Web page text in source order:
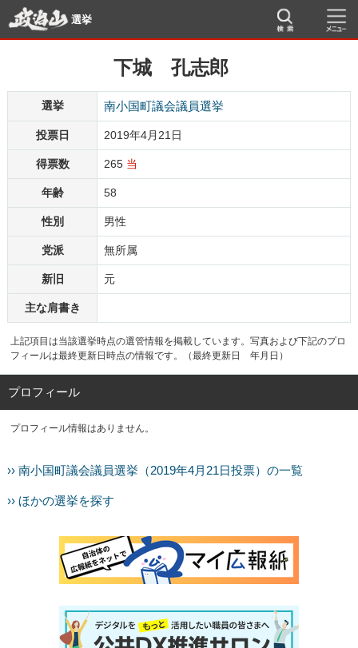
選挙
下城 孔志郎
選挙 南小国町議会議員選挙
投票日 2019年4月21日
得票数 265 当
年齢 58
性別 男性
党派 無所属
新旧 元
主な肩書き
上記項目は当該選挙時点の選管情報を掲載しています。写真および下記のプロ
フィールは最終更新日時点の情報です。（最終更新日 年月日）
プロフィール
プロフィール情報はありません。
›› 南小国町議会議員選挙（2019年4月21日投票）の一覧
›› ほかの選挙を探す